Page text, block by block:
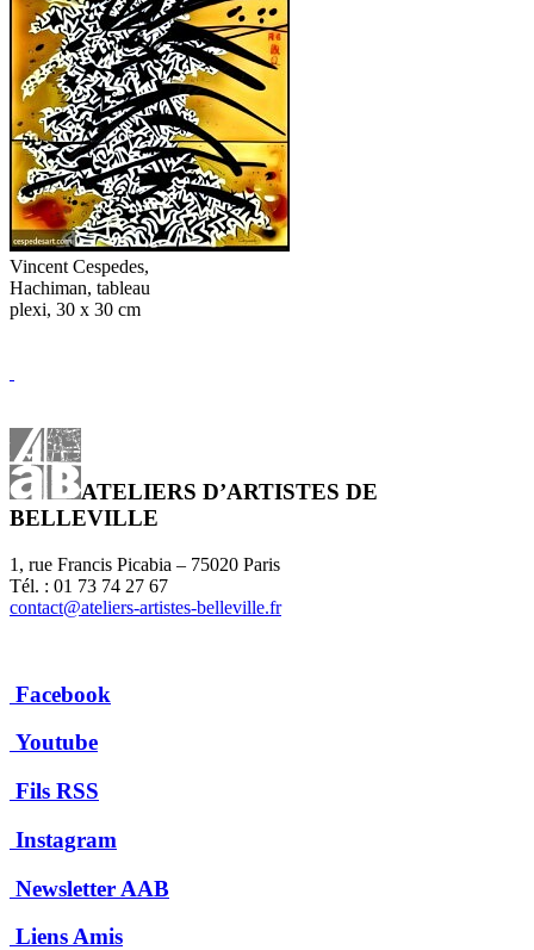
Vincent Cespedes,
Hachiman, tableau
plexi, 30 x 30 cm
ATELIERS D’ARTISTES DE
BELLEVILLE
1, rue Francis Picabia – 75020 Paris
Tél. : 01 73 74 27 67
contact@ateliers-artistes-belleville.fr
Facebook
Youtube
Fils RSS
Instagram
Newsletter AAB
Liens Amis